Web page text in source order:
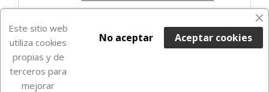

Este sitio web
utiliza cookies
propias y de
terceros para
mejorar
Aceptar cookies
No aceptar